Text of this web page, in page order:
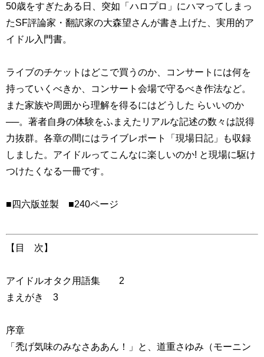
50歳をすぎたある日、突如「ハロプロ」にハマってしまっ
たSF評論家・翻訳家の大森望さんが書き上げた、実用的ア
イドル入門書。
ライブのチケットはどこで買うのか、コンサートには何を
持っていくべきか、コンサート会場で守るべき作法など。
また家族や周囲から理解を得るにはどうした らいいのか
──。著者自身の体験をふまえたリアルな記述の数々は説得
力抜群。各章の間にはライブレポート「現場日記」も収録
しました。アイドルってこんなに楽しいのか! と現場に駆け
つけたくなる一冊です。
■四六版並製 ■240ページ
【目 次】
アイドルオタク用語集 2
まえがき 3
序章
「禿げ気味のみなさああん！」と、道重さゆみ（モーニン